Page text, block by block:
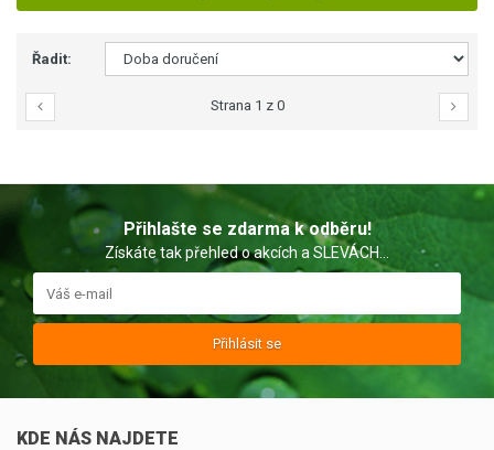
Řadit:
Strana 1 z 0
Přihlašte se zdarma k odběru!
Získáte tak přehled o akcích a SLEVÁCH...
Přihlásit se
KDE NÁS NAJDETE